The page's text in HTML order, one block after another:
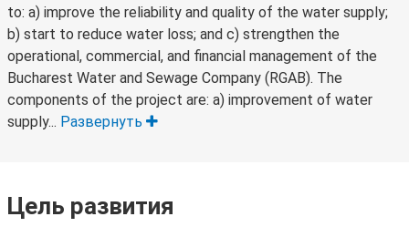
to: a) improve the reliability and quality of the water supply;
b) start to reduce water loss; and c) strengthen the
operational, commercial, and financial management of the
Bucharest Water and Sewage Company (RGAB). The
components of the project are: a) improvement of water
supply... Развернуть
Цель развития